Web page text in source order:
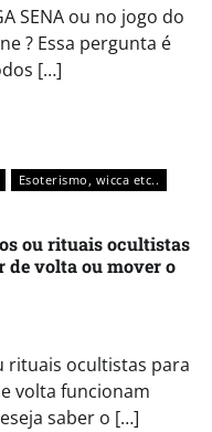
SENA ou no jogo do
? Essa pergunta é
[…]
Esoterismo, wicca etc..
ou rituais ocultistas
de volta ou mover o
rituais ocultistas para
volta funcionam
saber o […]